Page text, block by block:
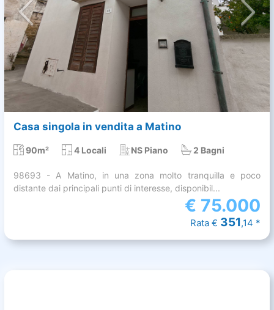
Casa singola in vendita a Matino
90m² 4 Locali NS Piano 2 Bagni
98693 - A Matino, in una zona molto tranquilla e poco
distante dai principali punti di interesse, disponibil...
€ 75.000
Rata € 351,14 *